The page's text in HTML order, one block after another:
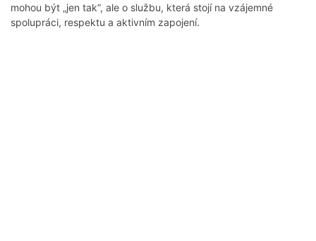
mohou být „jen tak“, ale o službu, která stojí na vzájemné
spolupráci, respektu a aktivním zapojení.